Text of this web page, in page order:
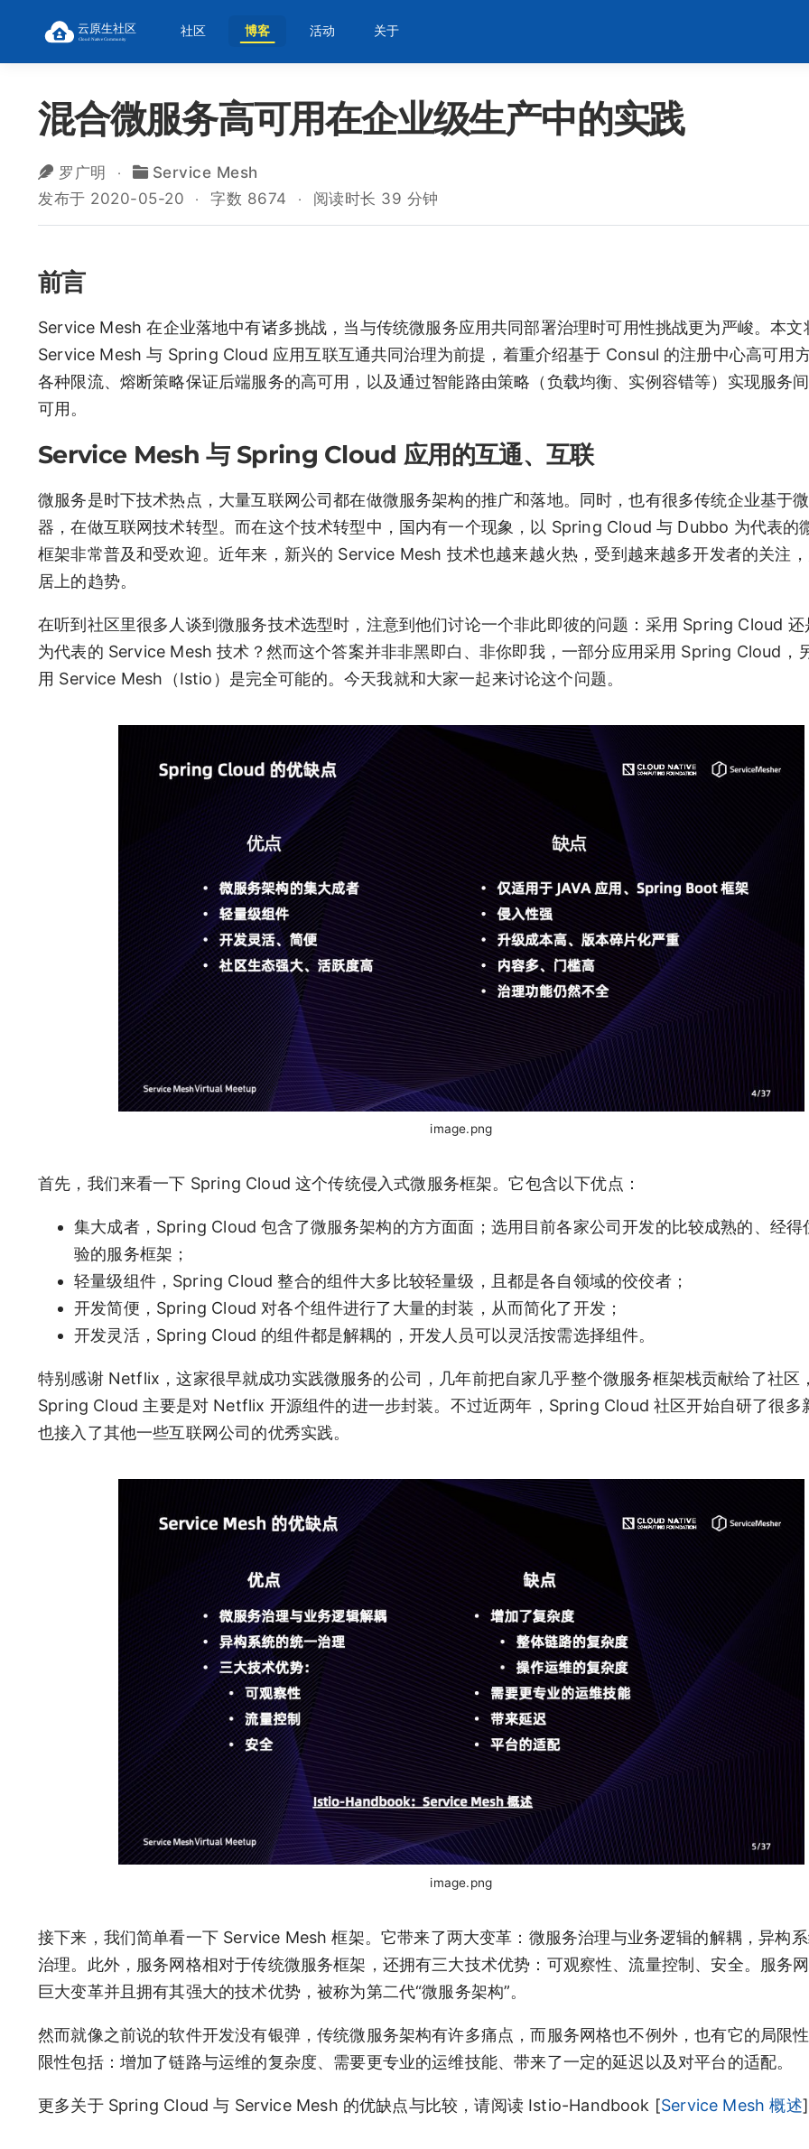
社区 博客 活动 关于
混合微服务高可用在企业级生产中的实践
罗广明
Service Mesh
发布于 2020-05-20
字数 8674 阅读时长 39 分钟
前言
Service Mesh 在企业落地中有诸多挑战，当与传统微服务应用共同部署治理时可用性挑战更为严峻。本文
Service Mesh 与 Spring Cloud 应用互联互通共同治理为前提，着重介绍基于 Consul 的注册中心高可用
各种限流、熔断策略保证后端服务的高可用，以及通过智能路由策略（负载均衡、实例容错等）实现服务
可用。
Service Mesh 与 Spring Cloud 应用的互通、互联
微服务是时下技术热点，大量互联网公司都在做微服务架构的推广和落地。同时，也有很多传统企业基于
器，在做互联网技术转型。而在这个技术转型中，国内有一个现象，以 Spring Cloud 与 Dubbo 为代表的
框架非常普及和受欢迎。近年来，新兴的 Service Mesh 技术也越来越火热，受到越来越多开发者的关注
居上的趋势。
在听到社区里很多人谈到微服务技术选型时，注意到他们讨论一个非此即彼的问题：采用 Spring Cloud
为代表的 Service Mesh 技术？然而这个答案并非非黑即白、非你即我，一部分应用采用 Spring Cloud，
用 Service Mesh（Istio）是完全可能的。今天我就和大家一起来讨论这个问题。
image.png
首先，我们来看一下 Spring Cloud 这个传统侵入式微服务框架。它包含以下优点：
集大成者，Spring Cloud 包含了微服务架构的方方面面；选用目前各家公司开发的比较成熟的、经得
验的服务框架；
轻量级组件，Spring Cloud 整合的组件大多比较轻量级，且都是各自领域的佼佼者；
开发简便，Spring Cloud 对各个组件进行了大量的封装，从而简化了开发；
开发灵活，Spring Cloud 的组件都是解耦的，开发人员可以灵活按需选择组件。
特别感谢 Netflix，这家很早就成功实践微服务的公司，几年前把自家几乎整个微服务框架栈贡献给了社区
Spring Cloud 主要是对 Netflix 开源组件的进一步封装。不过近两年，Spring Cloud 社区开始自研了很多
也接入了其他一些互联网公司的优秀实践。
image.png
接下来，我们简单看一下 Service Mesh 框架。它带来了两大变革：微服务治理与业务逻辑的解耦，异构
治理。此外，服务网格相对于传统微服务框架，还拥有三大技术优势：可观察性、流量控制、安全。服务
巨大变革并且拥有其强大的技术优势，被称为第二代“微服务架构”。
然而就像之前说的软件开发没有银弹，传统微服务架构有许多痛点，而服务网格也不例外，也有它的局限
限性包括：增加了链路与运维的复杂度、需要更专业的运维技能、带来了一定的延迟以及对平台的适配。
更多关于 Spring Cloud 与 Service Mesh 的优缺点与比较，请阅读 Istio-Handbook [Service Mesh 概述]